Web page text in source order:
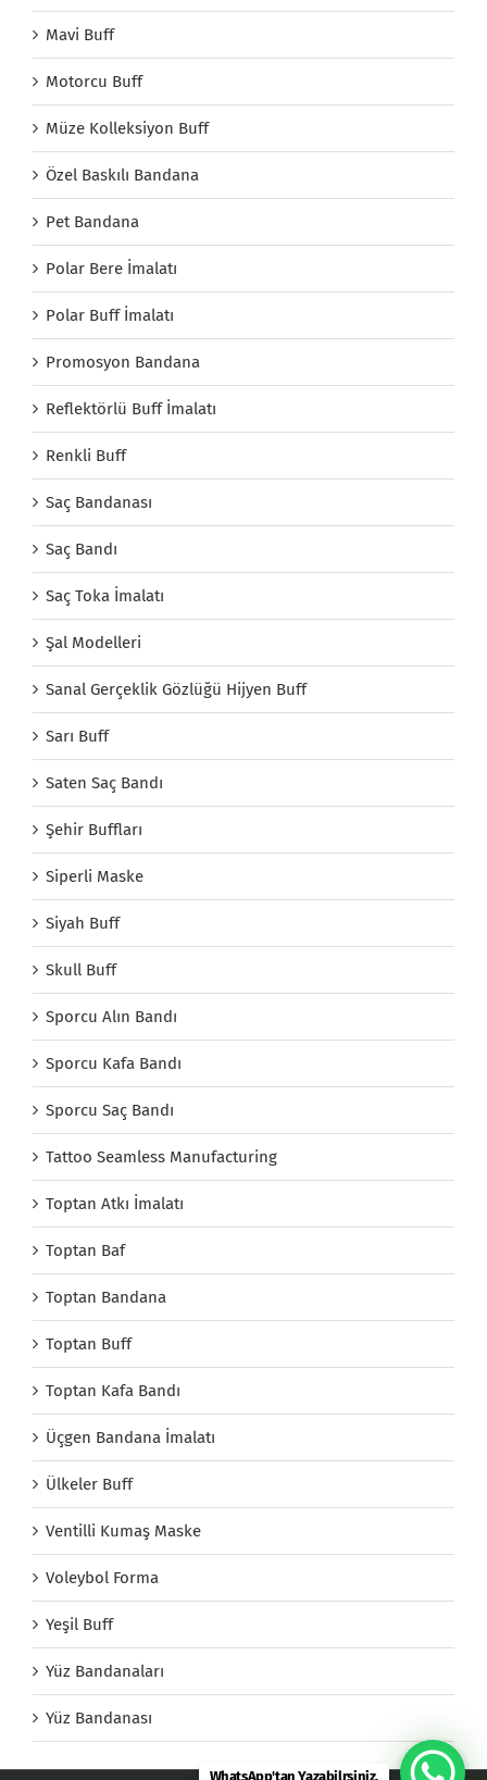
Mavi Buff
Motorcu Buff
Müze Kolleksiyon Buff
Özel Baskılı Bandana
Pet Bandana
Polar Bere İmalatı
Polar Buff İmalatı
Promosyon Bandana
Reflektörlü Buff İmalatı
Renkli Buff
Saç Bandanası
Saç Bandı
Saç Toka İmalatı
Şal Modelleri
Sanal Gerçeklik Gözlüğü Hijyen Buff
Sarı Buff
Saten Saç Bandı
Şehir Buffları
Siperli Maske
Siyah Buff
Skull Buff
Sporcu Alın Bandı
Sporcu Kafa Bandı
Sporcu Saç Bandı
Tattoo Seamless Manufacturing
Toptan Atkı İmalatı
Toptan Baf
Toptan Bandana
Toptan Buff
Toptan Kafa Bandı
Üçgen Bandana İmalatı
Ülkeler Buff
Ventilli Kumaş Maske
Voleybol Forma
Yeşil Buff
Yüz Bandanaları
Yüz Bandanası
WhatsApp'tan Yazabilrsiniz.